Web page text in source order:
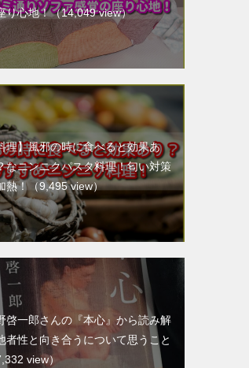
り心地！（14,049 view）
理】風邪の時に食べると効果あ
なニンニクパスタ料理！匂い対策
熱！ （9,495 view）
啓一郎さんの『本心』から読み解
者性と向き合うについて思うこと
view）